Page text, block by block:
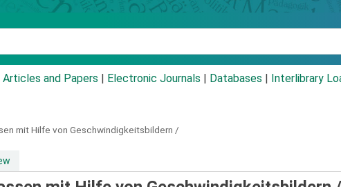
Articles and Papers Electronic Journals Databases Interlibrary
mit Hilfe von Geschwindigkeitsbildern /